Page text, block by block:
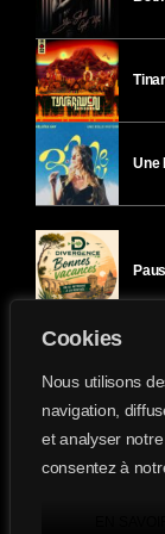
Cookies
Nous utilisons
navigation,
et analyser
consentez à
Une
Ici